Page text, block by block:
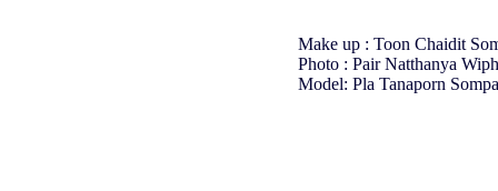
Make up : Toon Chaidit
Photo : Pair Natthanya
Model: Pla Tanaporn